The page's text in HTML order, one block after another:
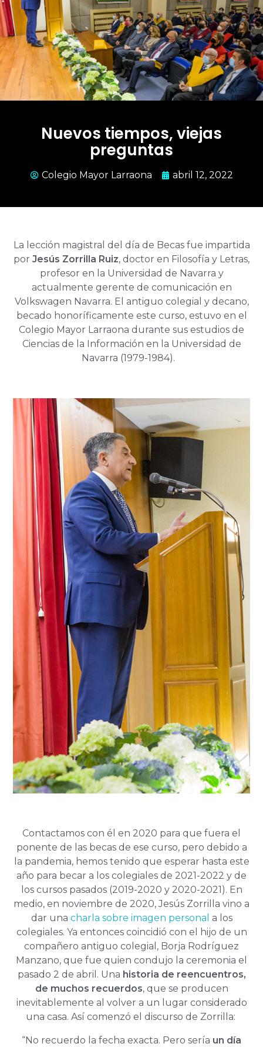
Nuevos tiempos, viejas
preguntas
Colegio Mayor Larraona abril 12, 2022
La lección magistral del día de Becasfue impartida
por Jesús Zorrilla Ruiz, doctor en Filosofía y Letras,
profesor en la Universidad de Navarra y
actualmente gerente de comunicación en
Volkswagen Navarra. El antiguo colegial y decano,
becado honoríficamente este curso, estuvo en el
Colegio Mayor Larraona durante sus estudios de
Ciencias de la Información en la Universidad de
Navarra (1979-1984).
Contactamos con él en 2020 para que fuera el
ponente de las becas de ese curso, pero debido a
la pandemia, hemos tenido que esperar hasta este
año para becar a los colegiales de 2021-2022 y de
los cursos pasados (2019-2020 y 2020-2021). En
medio, en noviembre de 2020, Jesús Zorrilla vino a
dar una charla sobre imagen personal a los
colegiales. Ya entonces coincidió con el hijo de un
compañero antiguo colegial, Borja Rodríguez
Manzano, que fue quien condujo la ceremonia el
pasado 2 de abril. Una historia de reencuentros,
de muchos recuerdos, que se producen
inevitablemente al volver a un lugar considerado
una casa. Así comenzó el discurso de Zorrilla:
“No recuerdo la fecha exacta. Pero sería un día